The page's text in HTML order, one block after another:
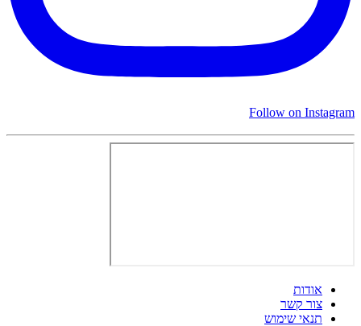
Follow on Instagram
אודות
צור קשר
תנאי שימוש